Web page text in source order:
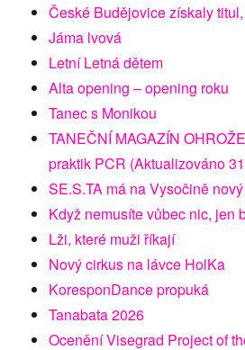
České Budějovice získaly
Jáma lvová
Letní Letná dětem
Alta opening – opening roku
Tanec s Monikou
TANEČNÍ MAGAZÍN
praktik PCR (Aktualizováno
SE.S.TA má na Vysočině
Když nemusíte vůbec nic, jen
Lži, které muži říkají
Nový cirkus na lávce HolKa
KoresponDance propuká
Tanabata 2026
Ocenění Visegrad Project of